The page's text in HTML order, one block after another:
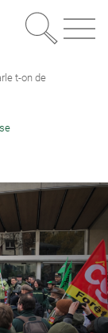
OUVRIR LE
t-on de